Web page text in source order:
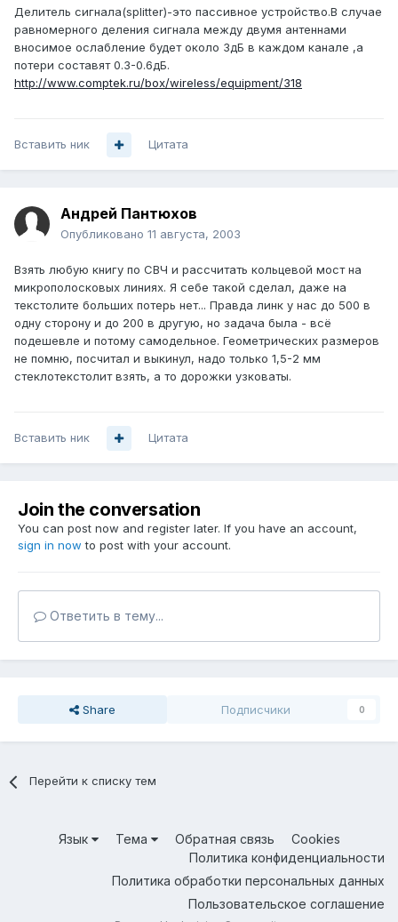
Делитель сигнала(splitter)-это пассивное устройство.В случае
равномерного деления сигнала между двумя антеннами
вносимое ослабление будет около 3дБ в каждом канале ,а
потери составят 0.3-0.6дБ.
http://www.comptek.ru/box/wireless/equipment/318
Вставить ник Цитата
Андрей Пантюхов
Опубликовано 11 августа, 2003
Взять любую книгу по СВЧ и рассчитать кольцевой мост на
микрополосковых линиях. Я себе такой сделал, даже на
текстолите больших потерь нет... Правда линк у нас до 500 в
одну сторону и до 200 в другую, но задача была - всё
подешевле и потому самодельное. Геометрических размеров
не помню, посчитал и выкинул, надо только 1,5-2 мм
стеклотекстолит взять, а то дорожки узковаты.
Вставить ник Цитата
Join the conversation
You can post now and register later. If you have an account,
sign in now to post with your account.
Ответить в тему...
Share Подписчики 0
Перейти к списку тем
Язык Тема Обратная связь
Cookies
Политика конфиденциальности
Политика обработки персональных данных
Пользовательское соглашение